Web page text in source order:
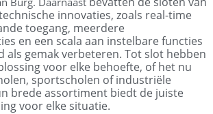
innovaties, zoals real-time
toegang, meerdere
en een scala aan instelbare functies
als gemak verbeteren. Tot slot hebben
voor elke behoefte, of het nu
sportscholen of industriële
brede assortiment biedt de juiste
voor elke situatie.